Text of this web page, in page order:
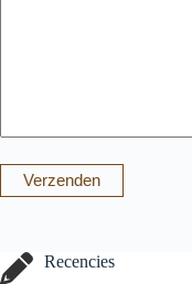
Verzenden
Recencies